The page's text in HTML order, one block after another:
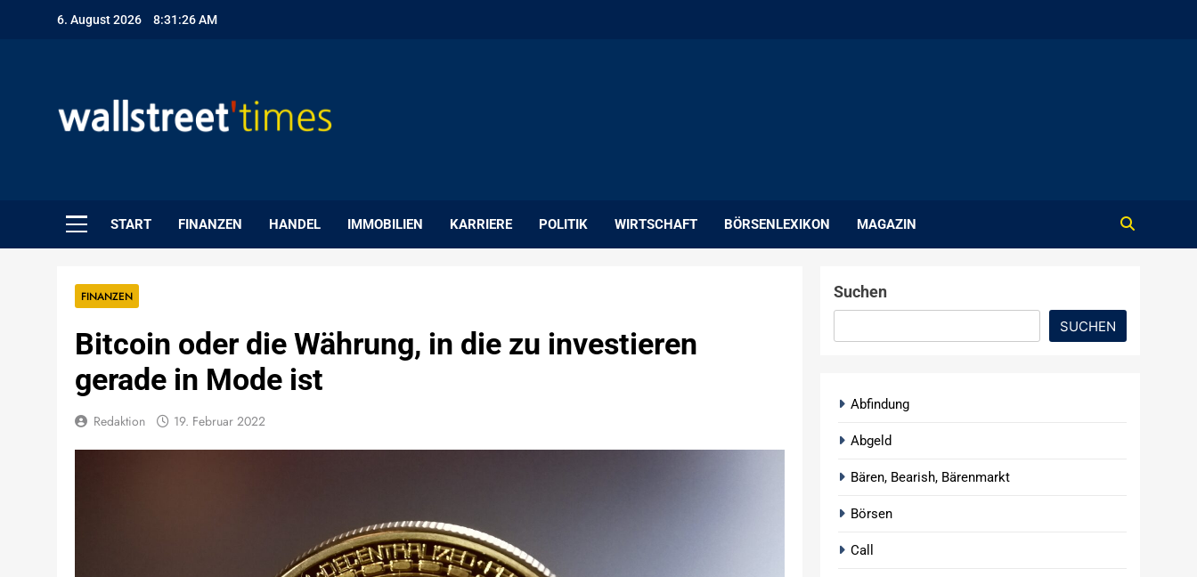
6. August 2026 8:31:27 AM
START FINANZEN HANDEL IMMOBILIEN KARRIERE POLITIK WIRTSCHAFT BÖRSENLEXIKON MAGAZIN
FINANZEN
Bitcoin oder die Währung, in die zu investieren
gerade in Mode ist
Redaktion 19. Februar 2022
Suchen
SUCHEN
Abfindung
Abgeld
Bären, Bearish, Bärenmarkt
Börsen
Call